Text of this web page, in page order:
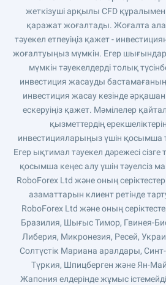
жеткізуші арқылы CFD құралымен
қаражат жоғалтады. Жоғалта
тәуекел етпеуіңіз қажет -
жоғалтуыңыз мүмкін. Егер
мүмкін тәуекелдерді толық
инвестиция жасауды
инвестиция жасау кезінде әрқашан
ескеруіңіз қажет. Мәмілелер
қызметтердің
инвестицияларыңыз үшін қосымша
Егер ықтимал тәуекел дәрежесі сізге
қосымша кеңес алу үшін тәуелсіз
RoboForex Ltd және оның
азаматтарын клиент ретінде
RoboForex Ltd және оның
Бразилия, Шығыс Тимор, Гвинея-
Либерия, Микронезия, Ресей,
Солтүстік Мариана аралдары,
Түркия, Шпицберген және Ян-
Жапония елдерінде жұмыс